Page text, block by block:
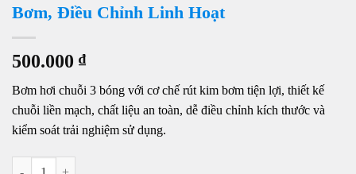
Bơm, Điều Chỉnh Linh Hoạt
500.000 ₫
Bơm hơi chuỗi 3 bóng với cơ chế rút kim bơm tiện lợi, thiết kế
chuỗi liền mạch, chất liệu an toàn, dễ điều chỉnh kích thước và
kiểm soát trải nghiệm sử dụng.